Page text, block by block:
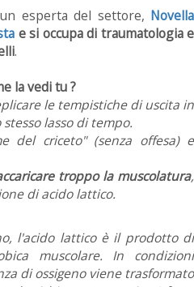
esperta del settore, Novella
e si occupa di traumatologia e
.
la vedi tu ?
le tempistiche di uscita in
lasso di tempo.
del criceto" (senza offesa) e
troppo la muscolatura,
di acido lattico.
l'acido lattico è il prodotto di
muscolare. In condizioni
di ossigeno viene trasformato